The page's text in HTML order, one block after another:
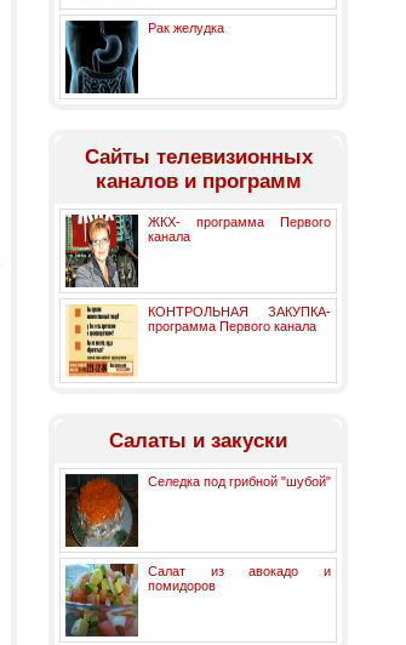
Рак желудка
Cайты телевизионных
каналов и программ
ЖКХ- программа Первого
канала
КОНТРОЛЬНАЯ ЗАКУПКА-
программа Первого канала
Салаты и закуски
Селедка под грибной "шубой"
Салат из авокадо и
помидоров